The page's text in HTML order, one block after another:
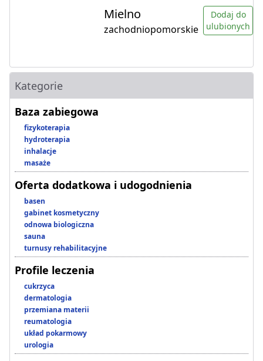
Mielno
zachodniopomorskie
Dodaj do
ulubionych
Kategorie
Baza zabiegowa
fizykoterapia
hydroterapia
inhalacje
masaże
Oferta dodatkowa i udogodnienia
basen
gabinet kosmetyczny
odnowa biologiczna
sauna
turnusy rehabilitacyjne
Profile leczenia
cukrzyca
dermatologia
przemiana materii
reumatologia
układ pokarmowy
urologia